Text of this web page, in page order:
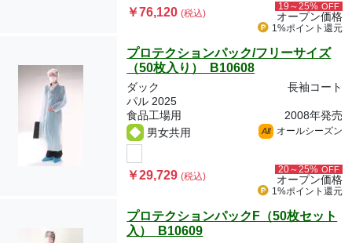
￥76,120(税込)
19～25% OFF
オープン価格
1%ポイント 還元
プロテクションパック/フリーサイズ
（50枚入り） B10608
ダック
長袖コート
パル 2025
食品工場用
2008年発売
男女共用
All オールシーズン
￥29,729(税込)
20～25% OFF
オープン価格
1%ポイント 還元
プロテクションパックF（50枚セット
入） B10609